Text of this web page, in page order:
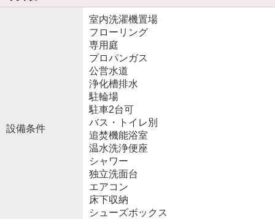
設備条件
室内洗濯機置場
フローリング
専用庭
プロパンガス
公営水道
浄化槽排水
駐輪場
駐車2台可
バス・トイレ別
追焚機能浴室
温水洗浄便座
シャワー
独立洗面台
エアコン
床下収納
シューズボックス